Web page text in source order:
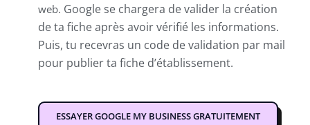
web. Google se chargera de valider la création
de ta fiche après avoir vérifié les informations.
Puis, tu recevras un code de validation par mail
pour publier ta fiche d’établissement.
ESSAYER GOOGLE MY BUSINESS GRATUITEMENT